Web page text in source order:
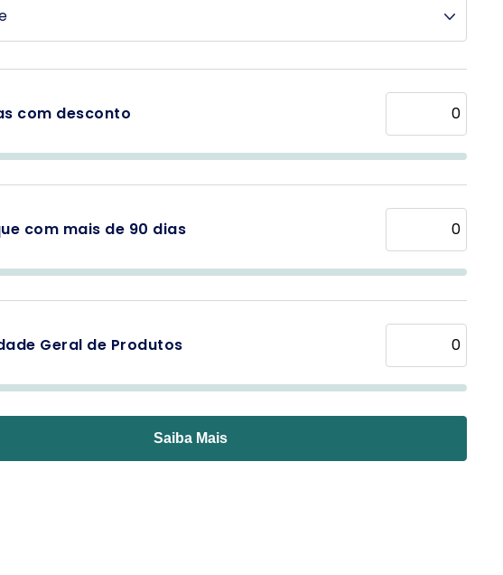
com desconto
com mais de 90 dias
Geral de Produtos
Saiba Mais